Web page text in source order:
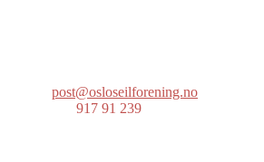
post@osloseilforening.no
917 91 239